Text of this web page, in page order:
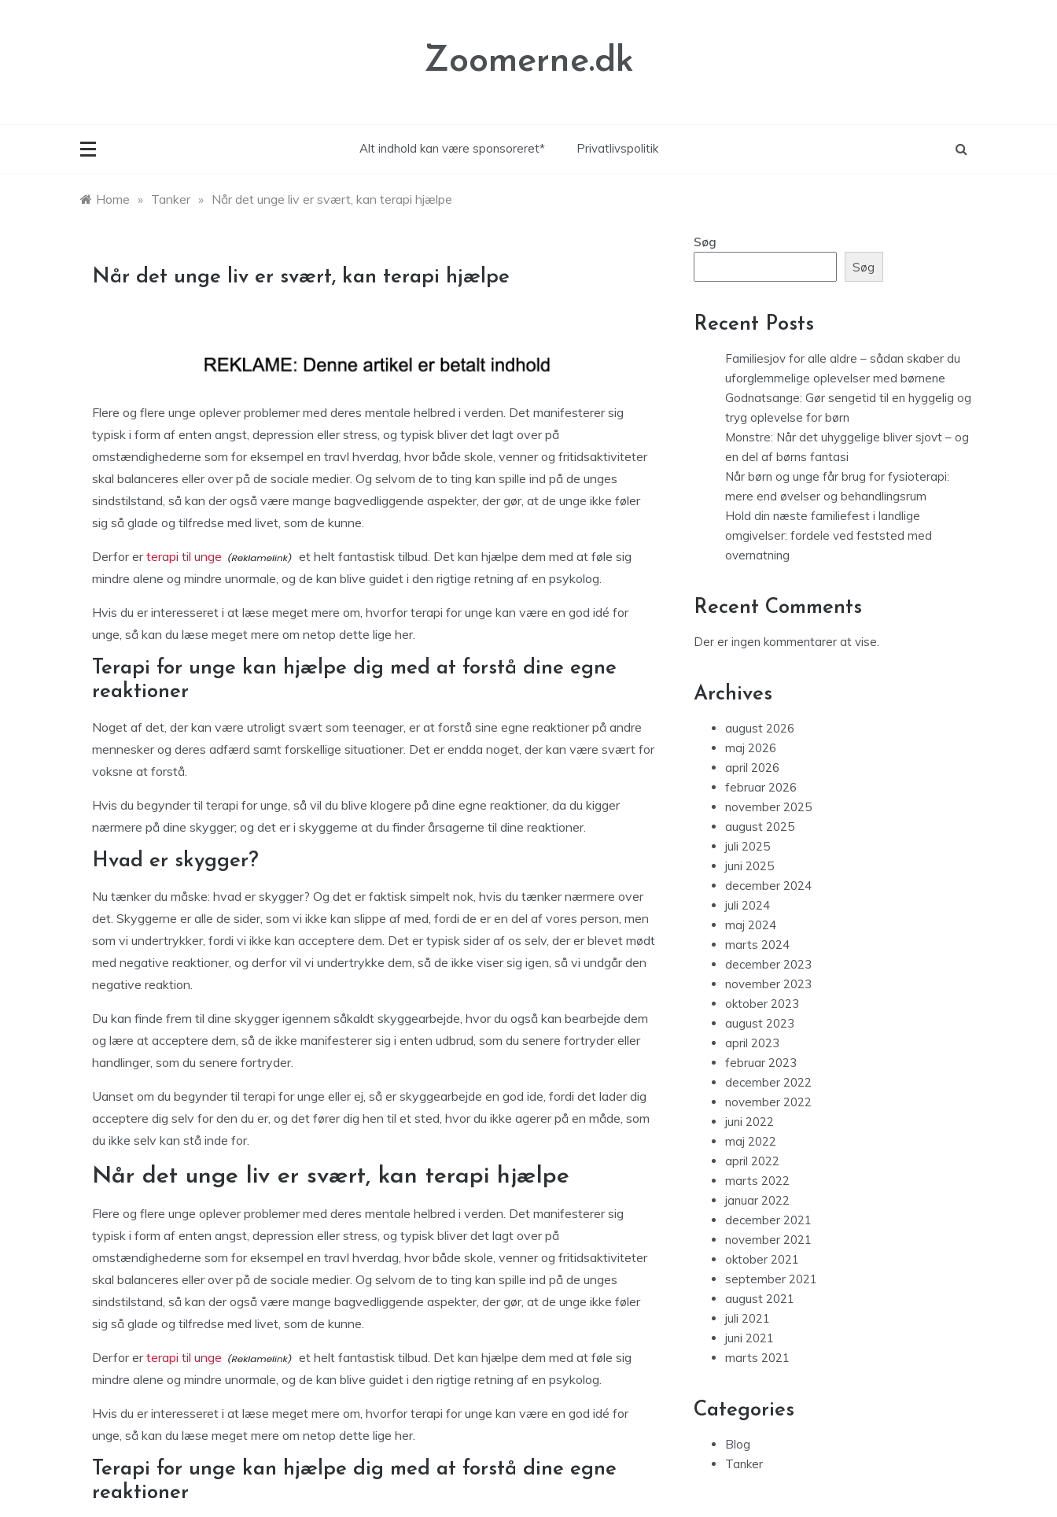
Zoomerne.dk
Alt indhold kan være sponsoreret* Privatlivspolitik
Home » Tanker » Når det unge liv er svært, kan terapi hjælpe
Når det unge liv er svært, kan terapi hjælpe
Flere og flere unge oplever problemer med deres mentale helbred i verden. Det manifesterer sig
typisk i form af enten angst, depression eller stress, og typisk bliver det lagt over på
omstændighederne som for eksempel en travl hverdag, hvor både skole, venner og fritidsaktiviteter
skal balanceres eller over på de sociale medier. Og selvom de to ting kan spille ind på de unges
sindstilstand, så kan der også være mange bagvedliggende aspekter, der gør, at de unge ikke føler
sig så glade og tilfredse med livet, som de kunne.
Derfor erterapi til unge
et helt fantastisk tilbud. Det kan hjælpe dem med at føle sig
mindre alene og mindre unormale, og de kan blive guidet i den rigtige retning af en psykolog.
Hvis du er interesseret i at læse meget mere om, hvorfor terapi for unge kan være en god idé for
unge, så kan du læse meget mere om netop dette lige her.
Terapi for unge kan hjælpe dig med at forstå dine egne
reaktioner
Noget af det, der kan være utroligt svært som teenager, er at forstå sine egne reaktioner på andre
mennesker og deres adfærd samt forskellige situationer. Det er endda noget, der kan være svært for
voksne at forstå.
Hvis du begynder til terapi for unge, så vil du blive klogere på dine egne reaktioner, da du kigger
nærmere på dine skygger; og det er i skyggerne at du finder årsagerne til dine reaktioner.
Hvad er skygger?
Nu tænker du måske: hvad er skygger? Og det er faktisk simpelt nok, hvis du tænker nærmere over
det. Skyggerne er alle de sider, som vi ikke kan slippe af med, fordi de er en del af vores person, men
som vi undertrykker, fordi vi ikke kan acceptere dem. Det er typisk sider af os selv, der er blevet mødt
med negative reaktioner, og derfor vil vi undertrykke dem, så de ikke viser sig igen, så vi undgår den
negative reaktion.
Du kan finde frem til dine skygger igennem såkaldt skyggearbejde, hvor du også kan bearbejde dem
og lære at acceptere dem, så de ikke manifesterer sig i enten udbrud, som du senere fortryder eller
handlinger, som du senere fortryder.
Uanset om du begynder til terapi for unge eller ej, så er skyggearbejde en god ide, fordi det lader dig
acceptere dig selv for den du er, og det fører dig hen til et sted, hvor du ikke agerer på en måde, som
du ikke selv kan stå inde for.
Når det unge liv er svært, kan terapi hjælpe
Flere og flere unge oplever problemer med deres mentale helbred i verden. Det manifesterer sig
typisk i form af enten angst, depression eller stress, og typisk bliver det lagt over på
omstændighederne som for eksempel en travl hverdag, hvor både skole, venner og fritidsaktiviteter
skal balanceres eller over på de sociale medier. Og selvom de to ting kan spille ind på de unges
sindstilstand, så kan der også være mange bagvedliggende aspekter, der gør, at de unge ikke føler
sig så glade og tilfredse med livet, som de kunne.
Derfor erterapi til unge
et helt fantastisk tilbud. Det kan hjælpe dem med at føle sig
mindre alene og mindre unormale, og de kan blive guidet i den rigtige retning af en psykolog.
Hvis du er interesseret i at læse meget mere om, hvorfor terapi for unge kan være en god idé for
unge, så kan du læse meget mere om netop dette lige her.
Terapi for unge kan hjælpe dig med at forstå dine egne
reaktioner
Søg
Søg
Recent Posts
Familiesjov for alle aldre – sådan skaber du
uforglemmelige oplevelser med børnene
Godnatsange: Gør sengetid til en hyggelig og
tryg oplevelse for børn
Monstre: Når det uhyggelige bliver sjovt – og
en del af børns fantasi
Når børn og unge får brug for fysioterapi:
mere end øvelser og behandlingsrum
Hold din næste familiefest i landlige
omgivelser: fordele ved feststed med
overnatning
Recent Comments
Der er ingen kommentarer at vise.
Archives
august 2026
maj 2026
april 2026
februar 2026
november 2025
august 2025
juli 2025
juni 2025
december 2024
juli 2024
maj 2024
marts 2024
december 2023
november 2023
oktober 2023
august 2023
april 2023
februar 2023
december 2022
november 2022
juni 2022
maj 2022
april 2022
marts 2022
januar 2022
december 2021
november 2021
oktober 2021
september 2021
august 2021
juli 2021
juni 2021
marts 2021
Categories
Blog
Tanker